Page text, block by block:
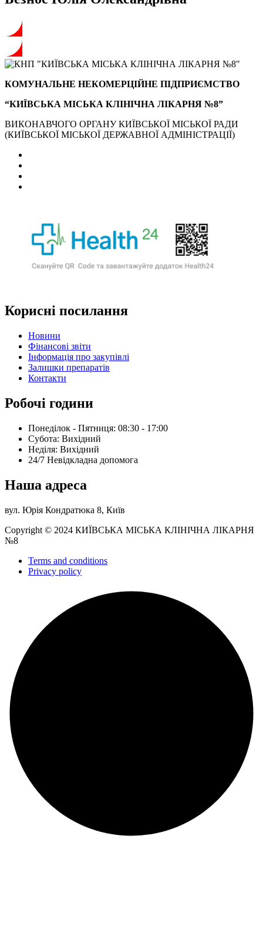
КОМУНАЛЬНЕ НЕКОМЕРЦІЙНЕ ПІДПРИЄМСТВО
“КИЇВСЬКА МІСЬКА КЛІНІЧНА ЛІКАРНЯ №8”
ВИКОНАВЧОГО ОРГАНУ КИЇВСЬКОЇ МІСЬКОЇ РАДИ
(КИЇВСЬКОЇ МІСЬКОЇ ДЕРЖАВНОЇ АДМІНІСТРАЦІЇ)
Корисні посилання
Новини
Фінансові звіти
Інформація про закупівлі
Залишки препаратів
Контакти
Робочі години
Понеділок - Пятниця: 08:30 - 17:00
Субота: Вихідний
Нeділя: Вихідний
24/7 Невідкладна допомога
Наша адреса
вул. Юрія Кондратюка 8, Київ
Copyright © 2024 КИЇВСЬКА МІСЬКА КЛІНІЧНА ЛІКАРНЯ
№8
Terms and conditions
Privacy policy